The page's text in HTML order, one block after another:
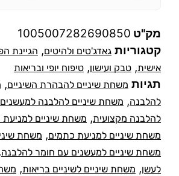
מק"ט 1005007282690850
קטגוריות גאדג'טים ולהיטים, הגיינת
אישית, טבק ועישון, טיפוח יופי ובריאות
תגיות משחת שיניים להבהרת השיניים,
להלבנה, משחת שיניים להלבנה למעשנים
להלבנה מקצועית, משחת שיניים
משחת שיניים למניעת כתמים, משחת
משחת שיניים למעשנים עם חומר להלבנה,
לעשן, משחת שיניים לשיניים בריאות,